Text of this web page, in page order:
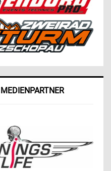
MEDIENPARTNER